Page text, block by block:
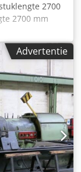
2700
2700 mm
ruimte ca.
Meelopende
inrichting
Polo
kopbekken
voor
Advertentie